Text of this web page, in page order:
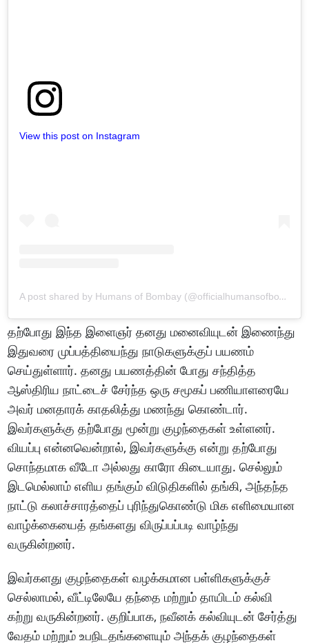
View this post on Instagram
A post shared by Humans of Bombay (@officialhumansofbombay)
தற்போது இந்த இளைஞர் தனது மனைவியுடன் இணைந்து
இதுவரை முப்பத்தியைந்து நாடுகளுக்குப் பயணம்
செய்துள்ளார். தனது பயணத்தின் போது சந்தித்த
ஆஸ்திரிய நாட்டைச் சேர்ந்த ஒரு சமூகப் பணியாளரையே
அவர் மனதாரக் காதலித்து மணந்து கொண்டார்.
இவர்களுக்கு தற்போது மூன்று குழந்தைகள் உள்ளனர்.
வியப்பு என்னவென்றால், இவர்களுக்கு என்று தற்போது
சொந்தமாக வீடோ அல்லது காரோ கிடையாது. செல்லும்
இடமெல்லாம் எளிய தங்கும் விடுதிகளில் தங்கி, அந்தந்த
நாட்டு கலாச்சாரத்தைப் புரிந்துகொண்டு மிக எளிமையான
வாழ்க்கையைத் தங்களது விருப்பப்படி வாழ்ந்து
வருகின்றனர்.
இவர்களது குழந்தைகள் வழக்கமான பள்ளிகளுக்குச்
செல்லாமல், வீட்டிலேயே தந்தை மற்றும் தாயிடம் கல்வி
கற்று வருகின்றனர். குறிப்பாக, நவீனக் கல்வியுடன் சேர்த்து
வேதம் மற்றும் உபநிடதங்களையும் அந்தக் குழந்தைகள்